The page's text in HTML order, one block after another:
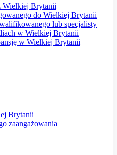
Wielkiej Brytanii
do Wielkiej Brytanii
lub specjalisty
w Wielkiej Brytanii
w Wielkiej Brytanii
Brytanii
zaangażowania